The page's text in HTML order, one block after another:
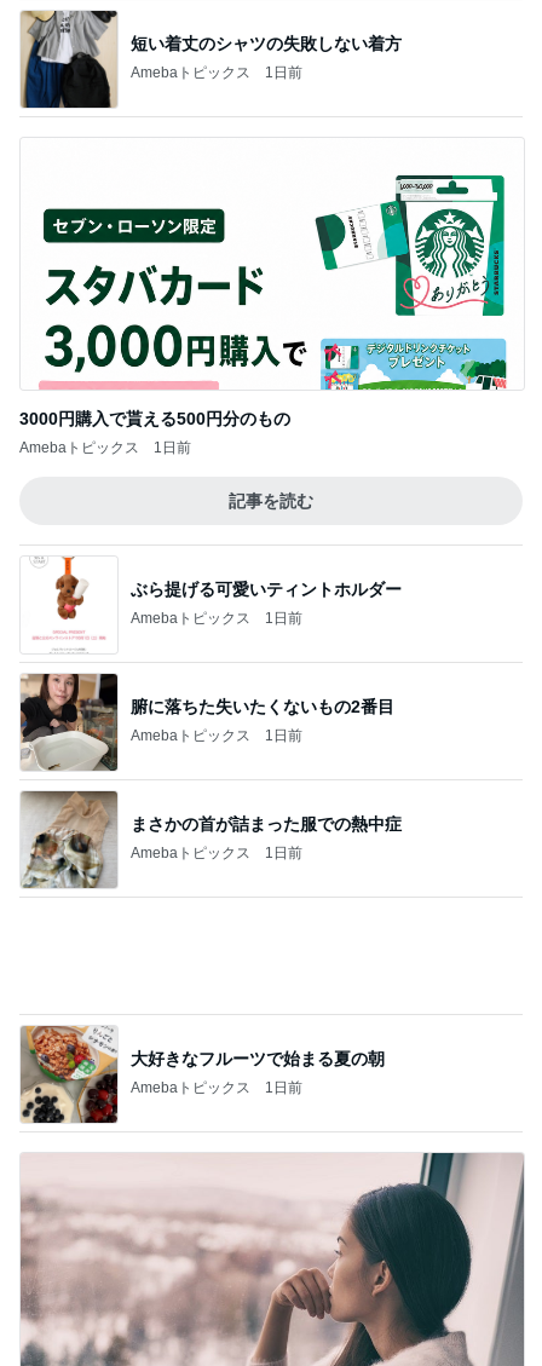
短い着丈のシャツの失敗しない着方
Amebaトピックス 1日前
3000円購入で貰える500円分のもの
Amebaトピックス 1日前
記事を読む
ぶら提げる可愛いティントホルダー
Amebaトピックス 1日前
腑に落ちた失いたくないもの2番目
Amebaトピックス 1日前
まさかの首が詰まった服での熱中症
Amebaトピックス 1日前
大好きなフルーツで始まる夏の朝
Amebaトピックス 1日前